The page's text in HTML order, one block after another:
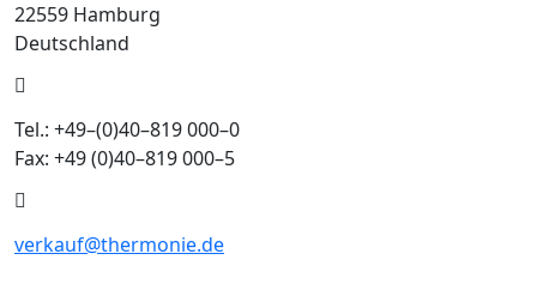
22559 Hamburg
Deutschland
Tel.: +49–(0)40–819 000–0
Fax: +49 (0)40–819 000–5
verkauf@thermonie.de